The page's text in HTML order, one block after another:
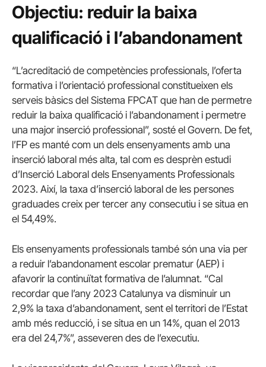
Objectiu: reduir la baixa
qualificació i l’abandonament
“L’acreditació de competències professionals, l’oferta
formativa i l’orientació professional constitueixen els
serveis bàsics del Sistema FPCAT que han de permetre
reduir la baixa qualificació i l’abandonament i permetre
una major inserció professional”, sosté el Govern. De fet,
l’FP es manté com un dels ensenyaments amb una
inserció laboral més alta, tal com es desprèn estudi
d’Inserció Laboral dels Ensenyaments Professionals
2023. Així, la taxa d’inserció laboral de les persones
graduades creix per tercer any consecutiu i se situa en
el 54,49%.
Els ensenyaments professionals també són una via per
a reduir l’abandonament escolar prematur (AEP) i
afavorir la continuïtat formativa de l’alumnat. “Cal
recordar que l’any 2023 Catalunya va disminuir un
2,9% la taxa d’abandonament, sent el territori de l’Estat
amb més reducció, i se situa en un 14%, quan el 2013
era del 24,7%”, asseveren des de l’executiu.